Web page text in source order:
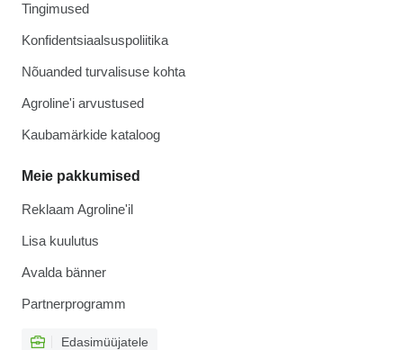
Tingimused
Konfidentsiaalsuspoliitika
Nõuanded turvalisuse kohta
Agroline'i arvustused
Kaubamärkide kataloog
Meie pakkumised
Reklaam Agroline'il
Lisa kuulutus
Avalda bänner
Partnerprogramm
Edasimüüjatele